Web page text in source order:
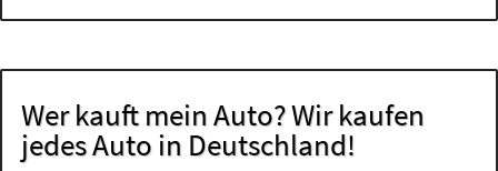
Wer kauft mein Auto? Wir kaufen
jedes Auto in Deutschland!